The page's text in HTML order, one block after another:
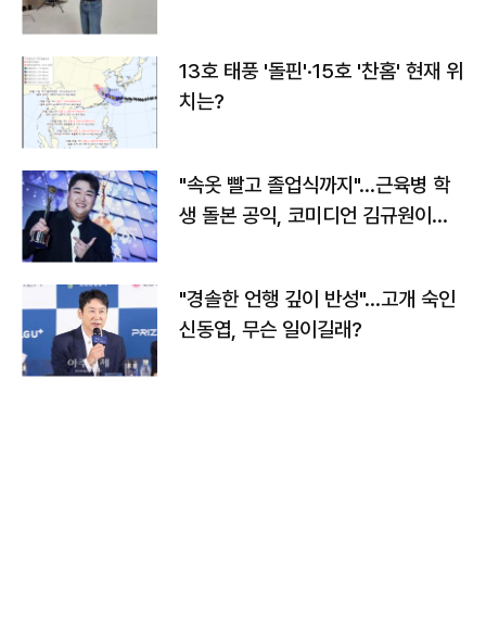
13호 태풍 '돌핀'·15호 '찬홈' 현재 위
치는?
"속옷 빨고 졸업식까지"…근육병 학
생 돌본 공익, 코미디언 김규원이었
"경솔한 언행 깊이 반성"…고개 숙인
신동엽, 무슨 일이길래?